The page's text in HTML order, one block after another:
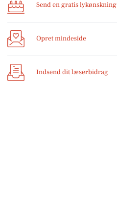
Send en gratis lykønskning
Opret mindeside
Indsend dit læserbidrag